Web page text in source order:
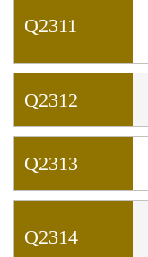
Q2311
Q2312
Q2313
Q2314